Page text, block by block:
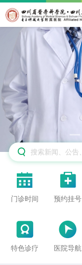


门诊时间

预约挂号

特色诊疗

医院导航